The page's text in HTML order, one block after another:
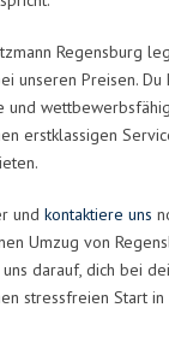
Regensburg
unseren Preisen. Du
und
erstklassigen
und kontaktiere uns
Umzug von
darauf, dich bei
stressfreien Start